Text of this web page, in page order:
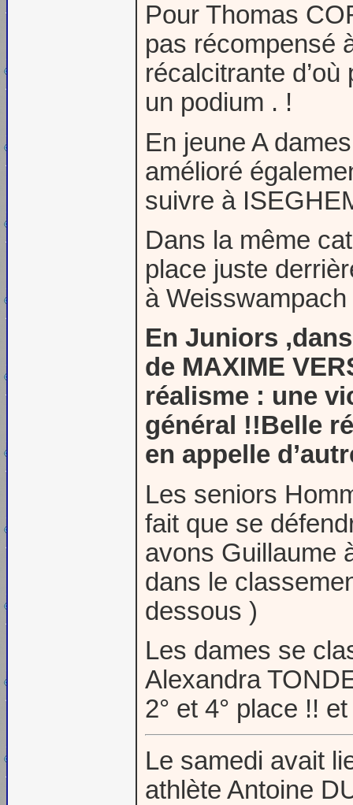
Pour Thomas
pas récompensé
récalcitrante
un podium . !
En jeune A
amélioré
suivre à
Dans la même
place juste
à Weisswampach
En Juniors
de MAXIME
réalisme : une
général !!Belle
en appelle
Les seniors
fait que se
avons Guillaume
dans le
dessous )
Les dames se
Alexandra
2° et 4° place !!
Le samedi avait
athlète Antoine